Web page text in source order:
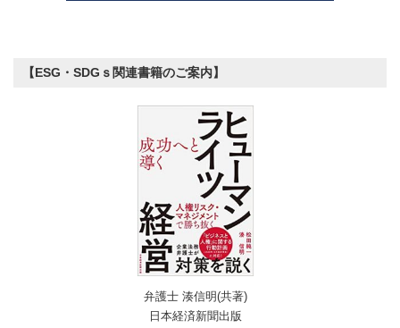
【ESG・SDGｓ関連書籍のご案内】
弁護士 湊信明(共著)
日本経済新聞出版